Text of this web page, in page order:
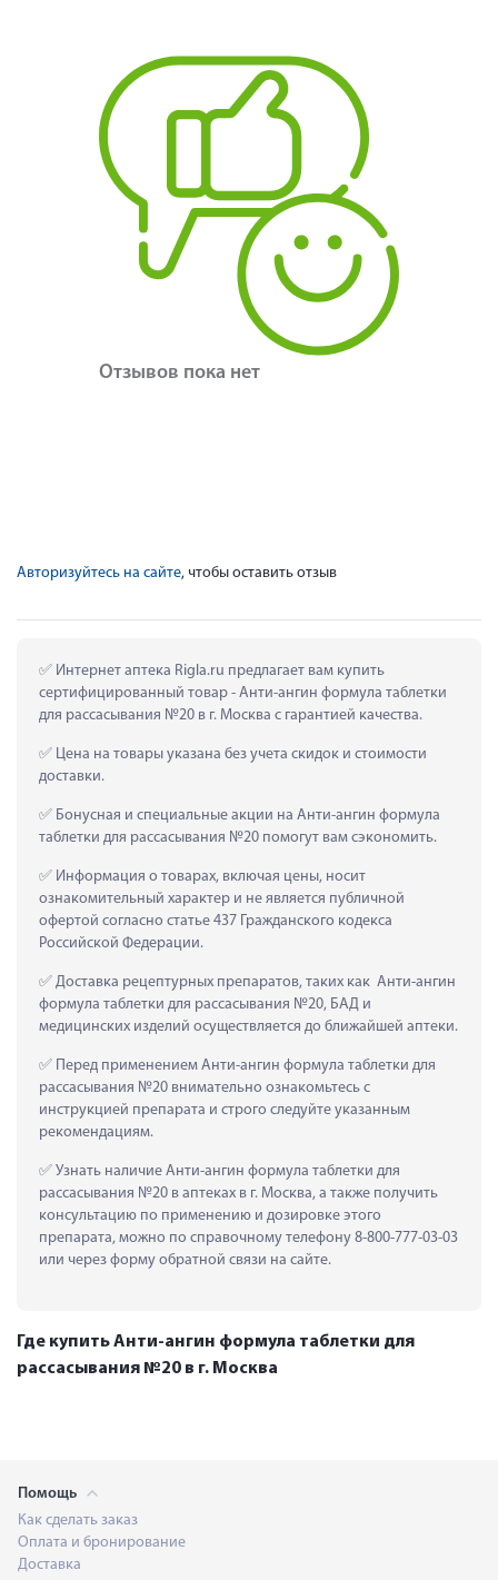
Отзывов пока нет
Авторизуйтесь на сайте, чтобы оставить отзыв
Интернет аптека Rigla.ru предлагает вам купить
сертифицированный товар - Анти-ангин формула таблетки
для рассасывания №20 в г. Москва с гарантией качества.
Цена на товары указана без учета скидок и стоимости
доставки.
Бонусная и специальные акции на Анти-ангин формула
таблетки для рассасывания №20 помогут вам сэкономить.
Информация о товарах, включая цены, носит
ознакомительный характер и не является публичной
офертой согласно статье 437 Гражданского кодекса
Российской Федерации.
Доставка рецептурных препаратов, таких как  Анти-ангин
формула таблетки для рассасывания №20, БАД и
медицинских изделий осуществляется до ближайшей аптеки.
Перед применением Анти-ангин формула таблетки для
рассасывания №20 внимательно ознакомьтесь с
инструкцией препарата и строго следуйте указанным
рекомендациям.
Узнать наличие Анти-ангин формула таблетки для
рассасывания №20 в аптеках в г. Москва, а также получить
консультацию по применению и дозировке этого
препарата, можно по справочному телефону 8-800-777-03-03
или через форму обратной связи на сайте.
Где купить Анти-ангин формула таблетки для
рассасывания №20 в г. Москва
Помощь
Как сделать заказ
Оплата и бронирование
Доставка